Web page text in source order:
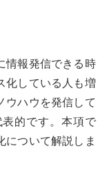
情報発信できる時
化している人も増
ウハウを発信して
的です。本項で
について解説しま